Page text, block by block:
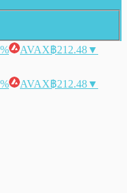
AVAX฿212.48▼
AVAX฿212.48▼